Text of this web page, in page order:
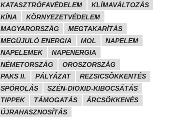
KATASZTRÓFAVÉDELEM
KLÍMAVÁLTOZÁS
KÍNA
KÖRNYEZETVÉDELEM
MAGYARORSZÁG
MEGTAKARÍTÁS
MEGÚJULÓ ENERGIA
MOL
NAPELEM
NAPELEMEK
NAPENERGIA
NÉMETORSZÁG
OROSZORSZÁG
PAKS II.
PÁLYÁZAT
REZSICSÖKKENTÉS
SPÓROLÁS
SZÉN-DIOXID-KIBOCSÁTÁS
TIPPEK
TÁMOGATÁS
ÁRCSÖKKENÉS
ÚJRAHASZNOSÍTÁS